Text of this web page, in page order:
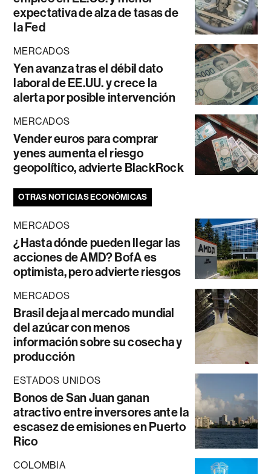
expectativa de alza de tasas de
la Fed
MERCADOS
Yen avanza tras el débil dato
laboral de EE.UU. y crece la
alerta por posible intervención
MERCADOS
Vender euros para comprar
yenes aumenta el riesgo
geopolítico, advierte BlackRock
OTRAS NOTICIAS ECONÓMICAS
MERCADOS
¿Hasta dónde pueden llegar las
acciones de AMD? BofA es
optimista, pero advierte riesgos
MERCADOS
Brasil deja al mercado mundial
del azúcar con menos
información sobre su cosecha y
producción
ESTADOS UNIDOS
Bonos de San Juan ganan
atractivo entre inversores ante la
escasez de emisiones en Puerto
Rico
COLOMBIA